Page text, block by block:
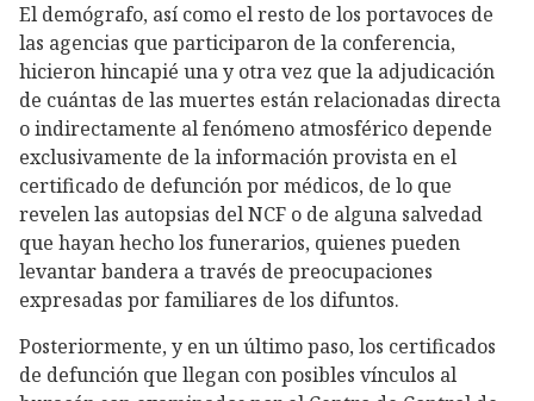
El demógrafo, así como el resto de los portavoces de
las agencias que participaron de la conferencia,
hicieron hincapié una y otra vez que la adjudicación
de cuántas de las muertes están relacionadas directa
o indirectamente al fenómeno atmosférico depende
exclusivamente de la información provista en el
certificado de defunción por médicos, de lo que
revelen las autopsias del NCF o de alguna salvedad
que hayan hecho los funerarios, quienes pueden
levantar bandera a través de preocupaciones
expresadas por familiares de los difuntos.
Posteriormente, y en un último paso, los certificados
de defunción que llegan con posibles vínculos al